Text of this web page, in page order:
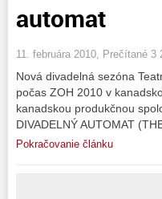
automat
11. februára 2010, Prečítané 3
Nová divadelná sezóna
počas ZOH 2010 v
kanadskou produkčnou
DIVADELNÝ AUTOMAT
Pokračovanie článku